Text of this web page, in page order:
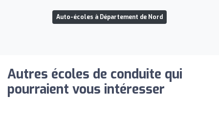
Auto-écoles à Département de Nord
Autres écoles de conduite qui
pourraient vous intéresser